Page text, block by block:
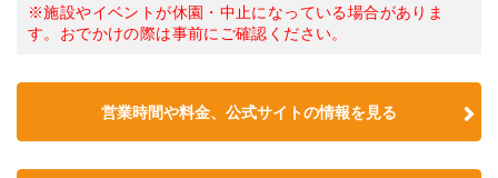
※施設やイベントが休園・中止になっている場合がありま
す。おでかけの際は事前にご確認ください。
営業時間や料金、公式サイトの情報を見る